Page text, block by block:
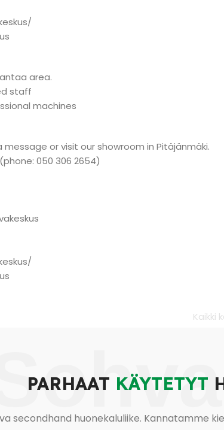
area.
staff
machines
or visit our showroom in Pitäjänmäki.
050 306 2654)
Kaikki
PARHAAT KÄYTETYT
secondhand huonekaluliike. Kannatamme